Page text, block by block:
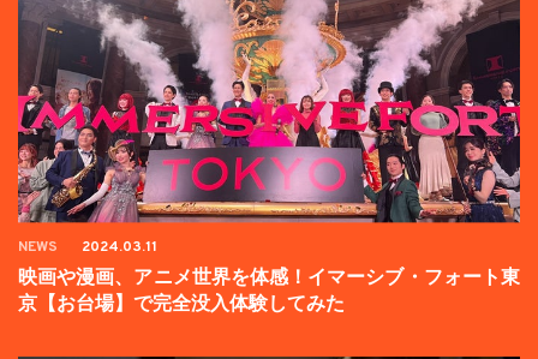
NEWS 2024.03.11
映画や漫画、アニメ世界を体感！イマーシブ・フォート東
京【お台場】で完全没入体験してみた